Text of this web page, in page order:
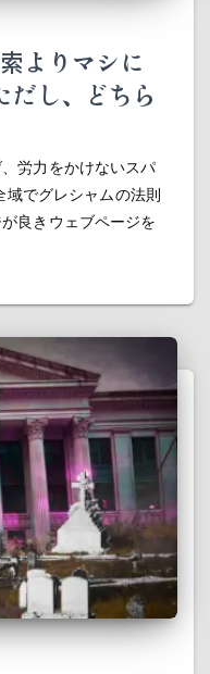
よりマシに
だし、どちら
労力をかけないスパ
域でグレシャムの法則
良きウェブページを